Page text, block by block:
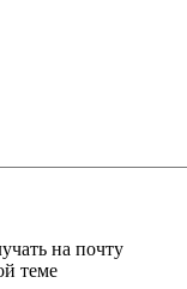
на почту
теме